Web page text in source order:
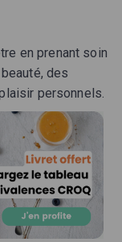
en prenant soin
des
personnels.